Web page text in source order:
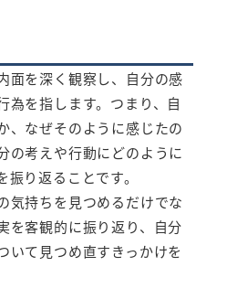
面を深く観察し、自分の感
為を指します。つまり、自
、なぜそのように感じたの
の考えや行動にどのように
り返ることです。
気持ちを見つめるだけでな
を客観的に振り返り、自分
いて見つめ直すきっかけを